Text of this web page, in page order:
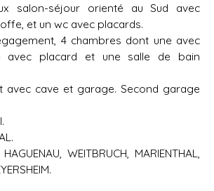
salon-séjour orienté au Sud avec
et un wc avec placards.
4 chambres dont une avec
avec placard et une salle de bain
avec cave et garage. Second garage
WEITBRUCH, MARIENTHAL,